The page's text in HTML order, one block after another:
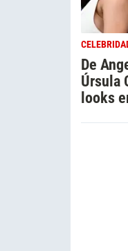
De
Úrsula
looks